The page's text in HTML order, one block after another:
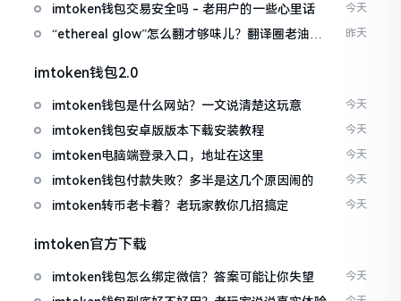
imtoken钱包交易安全吗 - 老用户的一些心里话 今天
“ethereal glow”怎么翻才够味儿？翻译圈老油条
昨天
imtoken钱包2.0
imtoken钱包是什么网站？一文说清楚这玩意 今天
imtoken钱包安卓版版本下载安装教程 今天
imtoken电脑端登录入口，地址在这里 今天
imtoken钱包付款失败？多半是这几个原因闹的 今天
imtoken转币老卡着？老玩家教你几招搞定 今天
imtoken官方下载
imtoken钱包怎么绑定微信？答案可能让你失望 今天